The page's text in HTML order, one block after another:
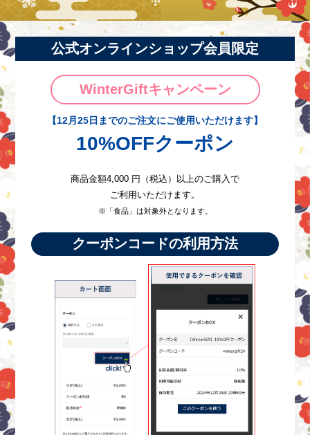
公式オンラインショップ会員限定
WinterGiftキャンペーン
【12月25日までのご注文にご使用いただけます】
10%OFFクーポン
商品金額4,000 円（税込）以上のご購入で
ご利用いただけます。
※「食品」は対象外となります。
クーポンコードの利用方法